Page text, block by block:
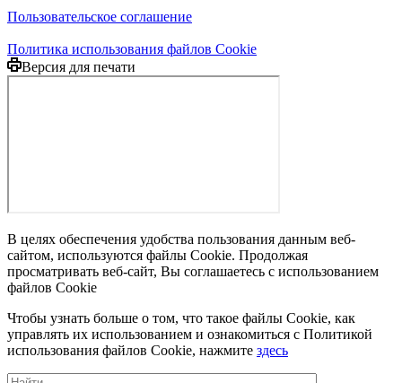
Пользовательское соглашение
Политика использования файлов Cookie
Версия для печати
В целях обеспечения удобства пользования данным веб-
сайтом, используются файлы Cookie. Продолжая
просматривать веб-сайт, Вы соглашаетесь с использованием
файлов Cookie
Чтобы узнать больше о том, что такое файлы Cookie, как
управлять их использованием и ознакомиться с Политикой
использования файлов Cookie, нажмите здесь